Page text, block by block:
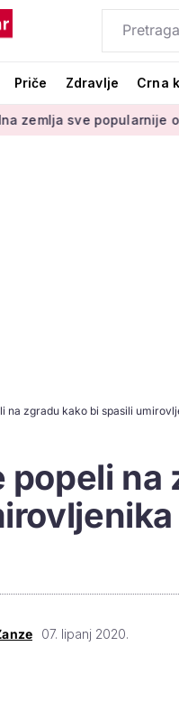
Priče Zdravlje Crna
popularnije odredište
popeli na
07. lipanj 2020.